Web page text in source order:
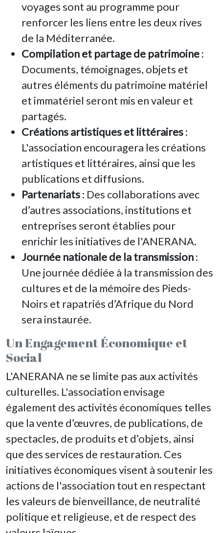
voyages sont au programme pour
renforcer les liens entre les deux rives
de la Méditerranée.
Compilation et partage de patrimoine:
Documents, témoignages, objets et
autres éléments du patrimoine matériel
et immatériel seront mis en valeur et
partagés.
Créations artistiques et littéraires:
L'association encouragera les créations
artistiques et littéraires, ainsi que les
publications et diffusions.
Partenariats: Des collaborations avec
d’autres associations, institutions et
entreprises seront établies pour
enrichir les initiatives de l'ANERANA.
Journée nationale de la transmission:
Une journée dédiée à la transmission des
cultures et de la mémoire des Pieds-
Noirs et rapatriés d’Afrique du Nord
sera instaurée.
Un Engagement Économique et
Social
L'ANERANA ne se limite pas aux activités
culturelles. L'association envisage
également des activités économiques telles
que la vente d’œuvres, de publications, de
spectacles, de produits et d’objets, ainsi
que des services de restauration. Ces
initiatives économiques visent à soutenir les
actions de l'association tout en respectant
les valeurs de bienveillance, de neutralité
politique et religieuse, et de respect des